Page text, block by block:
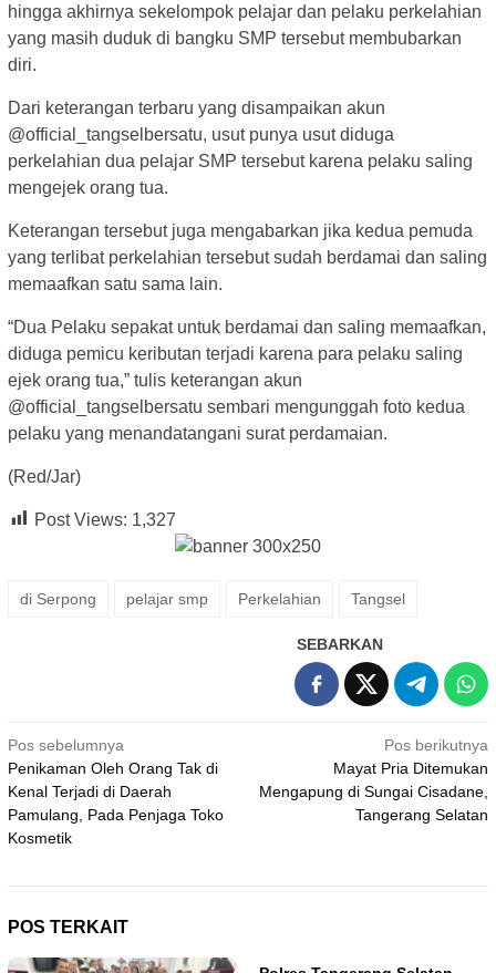
hingga akhirnya sekelompok pelajar dan pelaku perkelahian
yang masih duduk di bangku SMP tersebut membubarkan
diri.
Dari keterangan terbaru yang disampaikan akun
@official_tangselbersatu, usut punya usut diduga
perkelahian dua pelajar SMP tersebut karena pelaku saling
mengejek orang tua.
Keterangan tersebut juga mengabarkan jika kedua pemuda
yang terlibat perkelahian tersebut sudah berdamai dan saling
memaafkan satu sama lain.
“Dua Pelaku sepakat untuk berdamai dan saling memaafkan,
diduga pemicu keributan terjadi karena para pelaku saling
ejek orang tua,” tulis keterangan akun
@official_tangselbersatu sembari mengunggah foto kedua
pelaku yang menandatangani surat perdamaian.
(Red/Jar)
Post Views: 1,327
di Serpong pelajar smp Perkelahian Tangsel
SEBARKAN
Navigasi
pos
Pos sebelumnya
Penikaman Oleh Orang Tak di
Kenal Terjadi di Daerah
Pamulang, Pada Penjaga Toko
Kosmetik
Pos berikutnya
Mayat Pria Ditemukan
Mengapung di Sungai Cisadane,
Tangerang Selatan
POS TERKAIT